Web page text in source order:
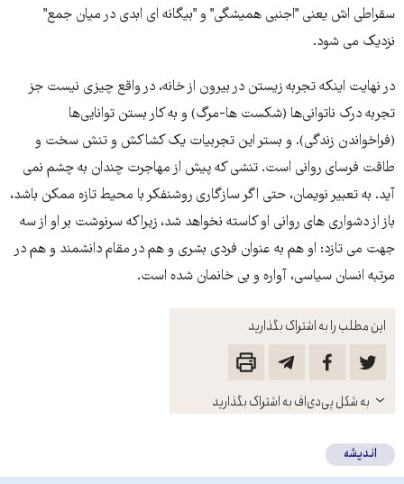
این مطلب را به اشتراک بگذارید
باز
کنید
به شکل پی‌دی‌اف به اشتراک بگذارید
سقراطى اش یعنى "اجنبی همیشگی" و "بیگانه اى ابدى در میان جمع"
نزدیک مى شود.
در نهایت اینکه تجربه زیستن در بیرون از خانه، در واقع چیزى نیست جز
تجربه درک ناتوانى‌ها (شکست ها-مرگ) و به کار بستن توانایى‌ها
(فراخواندن زندگى). و بستر این تجربیات یک کشاکش و تنش سخت و
طاقت فرساى روانى است. تنشى که پیش از مهاجرت چندان به چشم نمى
آید. به تعبیر نویمان، حتى اگر سازگارى روشنفکر با محیط تازه ممکن باشد،
باز از دشوارى هاى روانى او کاسته نخواهد شد، زیراکه سرنوشت بر او از سه
جهت مى تازد: او هم به عنوان فردى بشرى و هم در مقام دانشمند و هم در
مرتبه انسان سیاسى، آواره و بى خانمان شده است.
اندیشه